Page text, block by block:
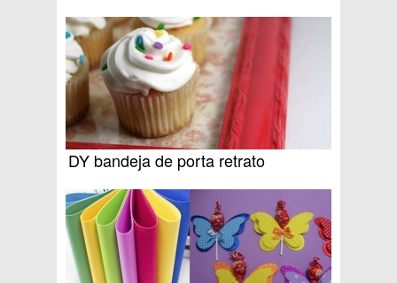
DY bandeja de porta retrato